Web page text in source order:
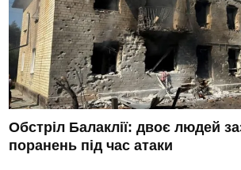
Обстріл Балаклії: двоє людей
поранень під час атаки